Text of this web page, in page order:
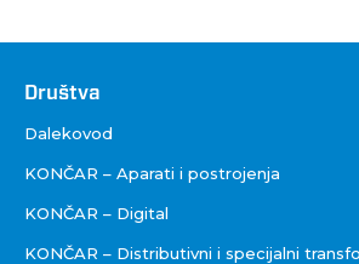
Društva
Društva
Dalekovod
KONČAR – Aparati i postrojenja
KONČAR – Digital
KONČAR – Distributivni i specijalni